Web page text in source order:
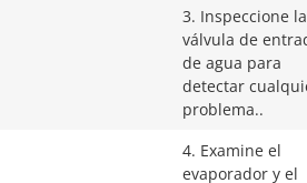
3. Inspeccione la
válvula de
de agua para
detectar
problema..
4. Examine el
evaporador y el